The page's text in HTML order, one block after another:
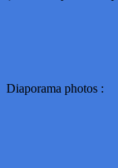
Diaporama photos :